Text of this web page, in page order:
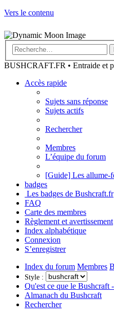
Vers le contenu
BUSHCRAFT.FR • Entraide et
Accès rapide
Sujets sans réponse
Sujets actifs
Rechercher
Membres
L’équipe du forum
[Guide] Les allume-
badges
Les badges de Bushcraft.fr
FAQ
Carte des membres
Règlement et avertissement
Index alphabétique
Connexion
S’enregistrer
Index du forum Membres
Style :
Qu'est ce que le Bushcraft
Almanach du Bushcraft
Rechercher